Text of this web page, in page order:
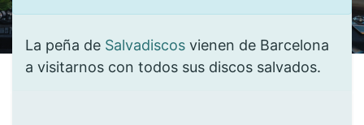
La peña de Salvadiscos vienen de Barcelona
a visitarnos con todos sus discos salvados.